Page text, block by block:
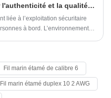
des risques potentiels pour
et des pannes du système
aussi sévères,
pour la modernisation
Comment puis-je déterminer l'authenticité et la qualité du fil marin ?
liée à l’exploitation sécuritaire
à bord. L’environnement
accidents. Cependant, avec
sur le marché, il ne suffit pas de
Vous devez être méthodique,
à votre expérience ; se fier
Fil marin étamé de calibre 6
Fil marin étamé duplex 10 2 AWG